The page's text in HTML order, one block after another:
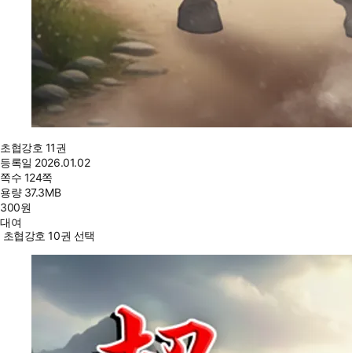
초협강호 11권
등록일 2026.01.02
쪽수 124쪽
용량 37.3MB
300원
대여
초협강호 10권 선택